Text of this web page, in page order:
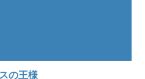
の王様